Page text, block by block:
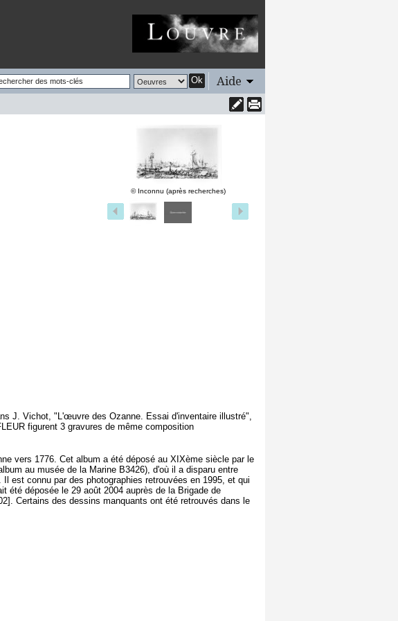
Ok Aide
© Inconnu (après recherches)
J. Vichot, "L'œuvre des Ozanne. Essai d'inventaire illustré",
figurent 3 gravures de même composition
vers 1776. Cet album a été déposé au XIXème siècle par le
au musée de la Marine B3426), d'où il a disparu entre
est connu par des photographies retrouvées en 1995, et qui
été déposée le 29 août 2004 auprès de la Brigade de
Certains des dessins manquants ont été retrouvés dans le